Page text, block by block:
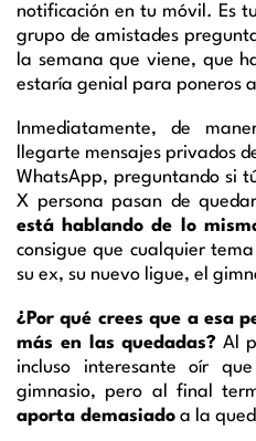
notificación en tu móvil. Es
grupo de amistades
la semana que viene, que
estaría genial para poneros
Inmediatamente, de
llegarte mensajes privados
WhatsApp, preguntando si
X persona pasan de
está hablando de lo
consigue que cualquier
su ex, su nuevo ligue, el
¿Por qué crees que a esa
más en las quedadas? Al
incluso interesante oír
gimnasio, pero al final
aporta demasiado a la